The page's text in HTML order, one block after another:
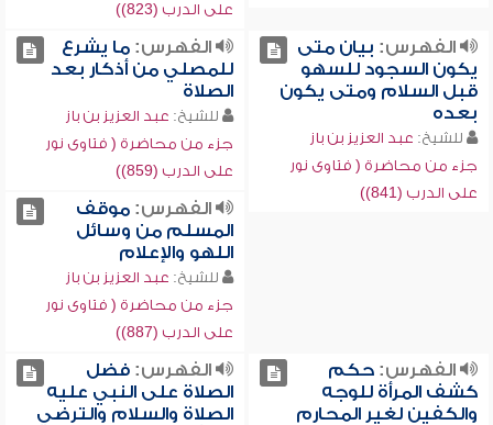
على الدرب (823))
الفهرس: بيان متى
يكون السجود للسهو
قبل السلام ومتى يكون
بعده
للشيخ: عبد العزيز بن باز
جزء من محاضرة ( فتاوى نور
على الدرب (841))
الفهرس:ما يشرع
للمصلي من أذكار بعد
الصلاة
للشيخ: عبد العزيز بن باز
جزء من محاضرة ( فتاوى نور
على الدرب (859))
الفهرس:موقف
المسلم من وسائل
اللهو والإعلام
للشيخ: عبد العزيز بن باز
جزء من محاضرة ( فتاوى نور
على الدرب (887))
الفهرس:حكم
كشف المرأة للوجه
والكفين لغير المحارم
الفهرس:فضل
الصلاة على النبي عليه
الصلاة والسلام والترضي